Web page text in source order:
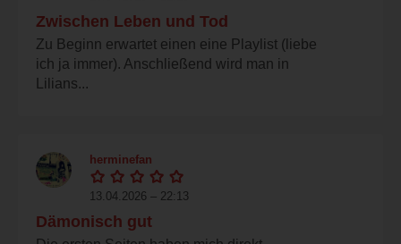
Zwischen Leben und Tod
Zu Beginn erwartet einen eine Playlist (liebe
ich ja immer). Anschließend wird man in
Lilians...
herminefan
13.04.2026 – 22:13
Dämonisch gut